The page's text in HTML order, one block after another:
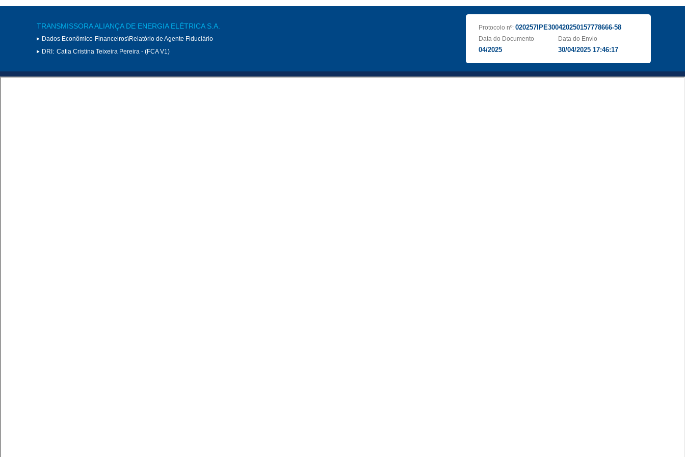
TRANSMISSORA ALIANÇA DE ENERGIA ELÉTRICA S.A.
Dados Econômico-Financeiros\Relatório de Agente Fiduciário
DRI: Catia Cristina Teixeira Pereira - (FCA V1)
Protocolo nº: 020257IPE300420250157778666-58
Data do Documento
04/2025
Data do Envio
30/04/2025 17:46:17